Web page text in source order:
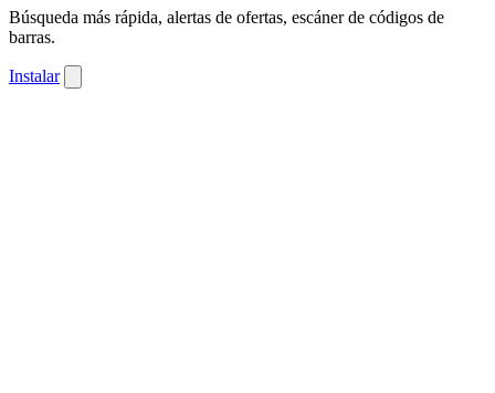
Búsqueda más rápida, alertas de ofertas, escáner de códigos de
barras.
Instalar